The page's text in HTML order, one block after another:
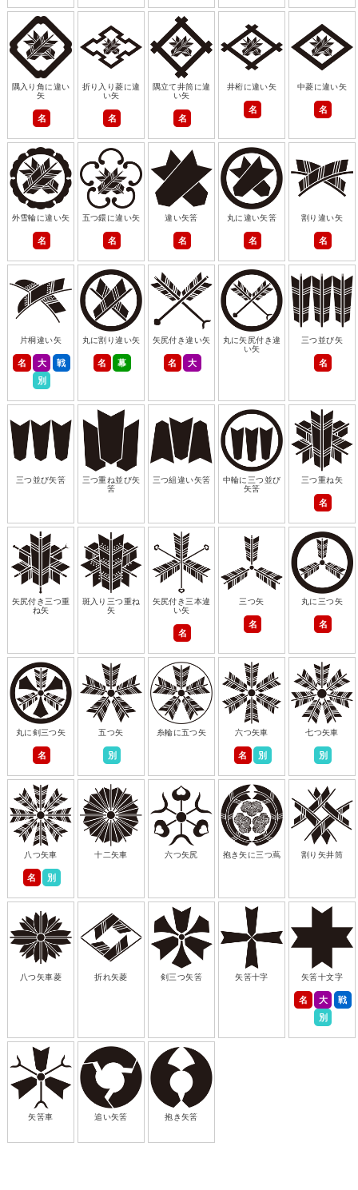
隅入り角に違い
矢
名
折り入り菱に違
い矢
名
隅立て井筒に違
い矢
名
井桁に違い矢
名
中菱に違い矢
名
外雪輪に違い矢
名
五つ鐶に違い矢
名
違い矢筈
名
丸に違い矢筈
名
割り違い矢
名
片桐違い矢
名 大
戦
別
丸に割り違い矢
名 幕
矢尻付き違い矢
名 大
丸に矢尻付き違
い矢
三つ並び矢
名
三つ並び矢筈
三つ重ね並び矢
筈
三つ組違い矢筈
中輪に三つ並び
矢筈
三つ重ね矢
名
矢尻付き三つ重
ね矢
斑入り三つ重ね
矢
矢尻付き三本違
い矢
名
三つ矢
名
丸に三つ矢
名
丸に剣三つ矢
名
五つ矢
別
糸輪に五つ矢 六つ矢車
名 別
七つ矢車
別
八つ矢車
名 別
十二矢車 六つ矢尻 抱き矢に三つ蔦 割り矢井筒
八つ矢車菱 折れ矢菱 剣三つ矢筈 矢筈十字 矢筈十文字
名 大
戦
別
矢筈車 追い矢筈 抱き矢筈